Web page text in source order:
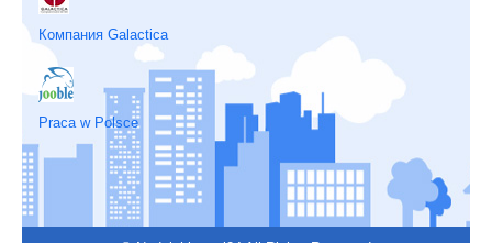
Компания Galactica
Praca w Polsce